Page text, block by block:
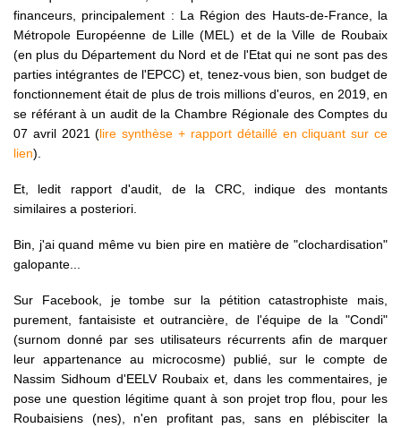
financeurs, principalement : La Région des Hauts-de-France, la
Métropole Européenne de Lille (MEL) et de la Ville de Roubaix
(en plus du Département du Nord et de l'Etat qui ne sont pas des
parties intégrantes de l'EPCC) et, tenez-vous bien, son budget de
fonctionnement était de plus de trois millions d'euros, en 2019, en
se référant à un audit de la Chambre Régionale des Comptes du
07 avril 2021 (lire synthèse + rapport détaillé en cliquant sur ce
lien).
Et, ledit rapport d'audit, de la CRC, indique des montants
similaires a posteriori.
Bin, j'ai quand même vu bien pire en matière de "clochardisation"
galopante...
Sur Facebook, je tombe sur la pétition catastrophiste mais,
purement, fantaisiste et outrancière, de l'équipe de la "Condi"
(surnom donné par ses utilisateurs récurrents afin de marquer
leur appartenance au microcosme) publié, sur le compte de
Nassim Sidhoum d'EELV Roubaix et, dans les commentaires, je
pose une question légitime quant à son projet trop flou, pour les
Roubaisiens (nes), n'en profitant pas, sans en plébisciter la